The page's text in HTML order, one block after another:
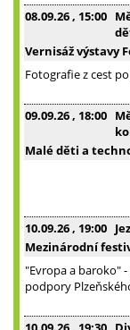
08.09.26 , 15:00
Vernisáž výstavy
Fotografie z cest
09.09.26 , 18:00
Malé děti a
10.09.26 , 19:00
Mezinárodní
"Evropa a baroko"
podpory